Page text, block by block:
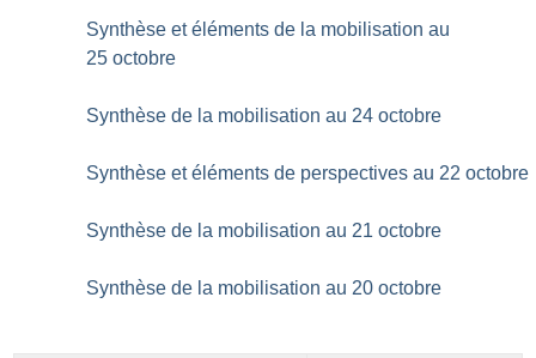
Synthèse et éléments de la mobilisation au
25 octobre
Synthèse de la mobilisation au 24 octobre
Synthèse et éléments de perspectives au 22 octobre
Synthèse de la mobilisation au 21 octobre
Synthèse de la mobilisation au 20 octobre